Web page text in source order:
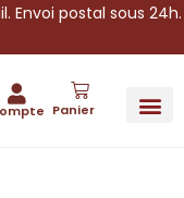
Envoi postal sous 24h.
Panier